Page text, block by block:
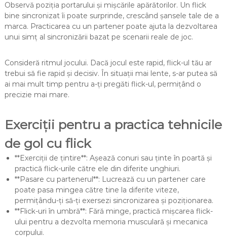
Observă poziția portarului și mișcările apărătorilor. Un flick
bine sincronizat îi poate surprinde, crescând șansele tale de a
marca. Practicarea cu un partener poate ajuta la dezvoltarea
unui simț al sincronizării bazat pe scenarii reale de joc.
Consideră ritmul jocului. Dacă jocul este rapid, flick-ul tău ar
trebui să fie rapid și decisiv. În situații mai lente, s-ar putea să
ai mai mult timp pentru a-ți pregăti flick-ul, permițând o
precizie mai mare.
Exerciții pentru a practica tehnicile
de gol cu flick
**Exerciții de țintire**: Așează conuri sau ținte în poartă și
practică flick-urile către ele din diferite unghiuri.
**Pasare cu partenerul**: Lucrează cu un partener care
poate pasa mingea către tine la diferite viteze,
permițându-ți să-ți exersezi sincronizarea și poziționarea.
**Flick-uri în umbră**: Fără minge, practică mișcarea flick-
ului pentru a dezvolta memoria musculară și mecanica
corpului.